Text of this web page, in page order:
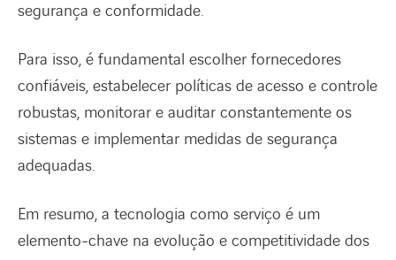
segurança e conformidade.
Para isso, é fundamental escolher fornecedores
confiáveis, estabelecer políticas de acesso e controle
robustas, monitorar e auditar constantemente os
sistemas e implementar medidas de segurança
adequadas.
Em resumo, a tecnologia como serviço é um
elemento-chave na evolução e competitividade dos